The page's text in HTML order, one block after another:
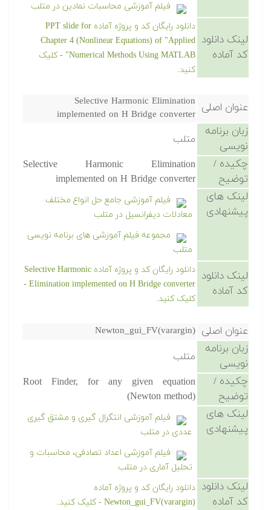
فیلم آموزشی محاسبات نمادین در متلب
لینک دانلود
کد آماده
دانلود رایگان کد و پروژه آماده PPT slide for
Chapter 4 (Nonlinear Equations) of "Applied
Numerical Methods Using MATLAB" - کلیک
کنید.
عنوان اصلی Selective Harmonic Elimination
implemented on H Bridge converter
زبان برنامه
نویسی
متلب
چکیده /
توضیح
Selective Harmonic Elimination
implemented on H Bridge converter
لینک های
پیشنهادی
فیلم آموزشی جامع حل انواع مختلف
معادلات دیفرانسیل در متلب
مجموعه فیلم آموزشی های برنامه نویسی
متلب
لینک دانلود
کد آماده
دانلود رایگان کد و پروژه آماده Selective Harmonic
Elimination implemented on H Bridge converter -
کلیک کنید.
عنوان اصلی Newton_gui_FV(varargin)
زبان برنامه
نویسی
متلب
چکیده /
توضیح
Root Finder, for any given equation
(Newton method)
لینک های
پیشنهادی
فیلم آموزشی انتگرال گیری و مشتق گیری
عددی در متلب
فیلم آموزشی اعداد تصادفی، محاسبات و
تحلیل آماری در متلب
لینک دانلود
کد آماده
دانلود رایگان کد و پروژه آماده
Newton_gui_FV(varargin) - کلیک کنید.